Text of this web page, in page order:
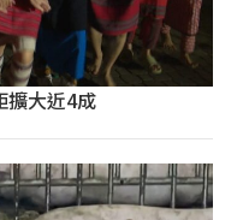
擴大近4成